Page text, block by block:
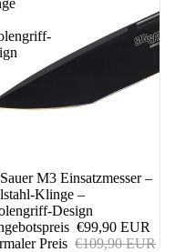
M3 Einsatzmesser –
Klinge –
Design
€99,90 EUR
Preis €109,90 EUR